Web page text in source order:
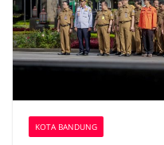
KOTA BANDUNG